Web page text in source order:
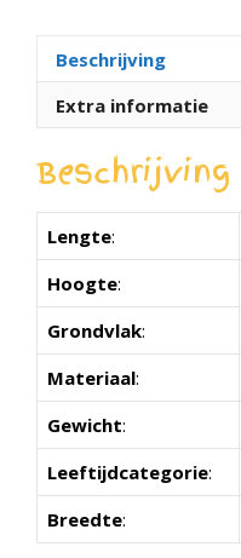
Beschrijving
Extra informatie
Beschrijving
Lengte:
Hoogte:
Grondvlak:
Materiaal:
Gewicht:
Leeftijdcategorie:
Breedte: